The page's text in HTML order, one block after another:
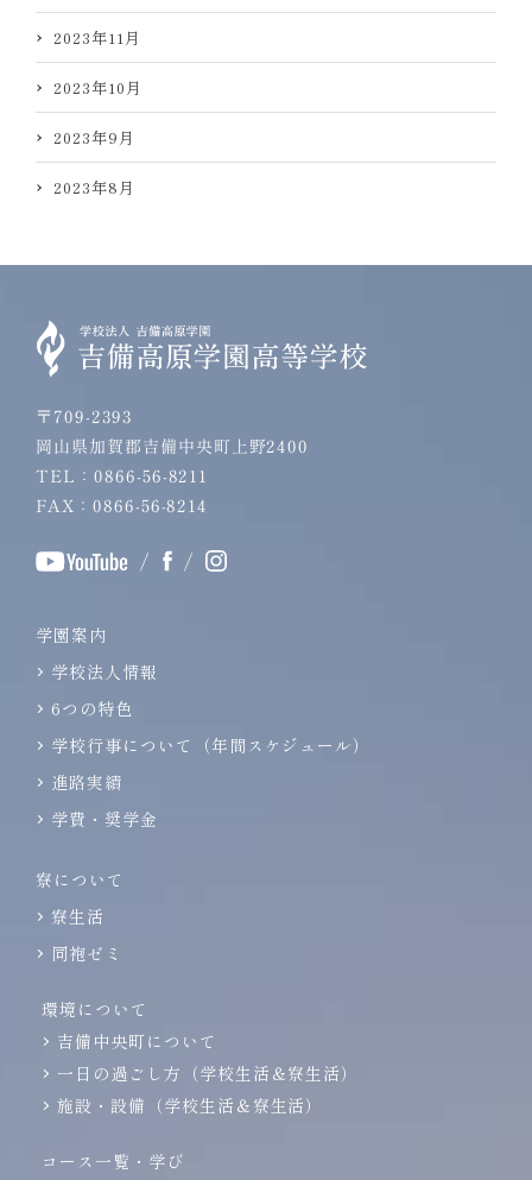
2023年11月
2023年10月
2023年9月
2023年8月
〒709-2393
岡山県加賀郡吉備中央町上野2400
TEL：0866-56-8211
FAX：0866-56-8214
/ /
学園案内
学校法人情報
6つの特色
学校行事について（年間スケジュール）
進路実績
学費・奨学金
寮について
寮生活
同袍ゼミ
環境について
吉備中央町について
一日の過ごし方（学校生活＆寮生活）
施設・設備（学校生活＆寮生活）
コース一覧・学び